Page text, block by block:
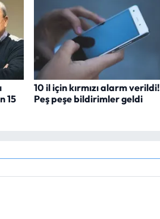
15
10 il için kırmızı alarm verildi!
Peş peşe bildirimler geldi